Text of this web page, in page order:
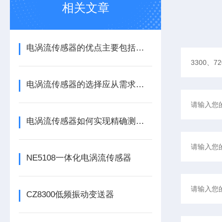
相关文章
电涡流传感器的优点主要包括哪几点？
电涡流传感器的选择应从需求出发
电涡流传感器如何实现精确测量？
NE5108一体化电涡流传感器
CZ8300低频振动变送器